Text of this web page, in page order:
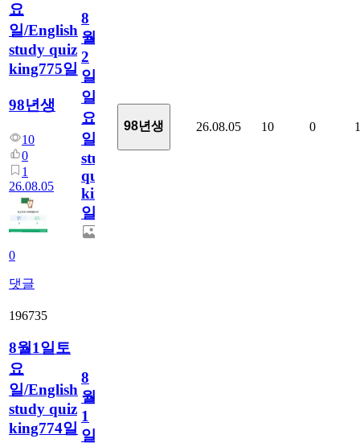
요
일/English
study quiz
king775일
98년생
10
0
1
26.08.05
0
댓글
8
월
2
일
일
요
일/English
study
quiz
king775
일
98년생 26.08.05 10 0 1
196735
8월1일토
요
일/English
study quiz
king774일
8
월
1
일